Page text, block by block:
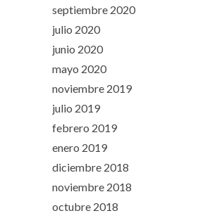
septiembre 2020
julio 2020
junio 2020
mayo 2020
noviembre 2019
julio 2019
febrero 2019
enero 2019
diciembre 2018
noviembre 2018
octubre 2018